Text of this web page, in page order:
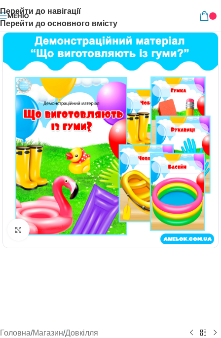
Перейти до навігації
Перейти до основного вмісту
МЕНЮ
Натисніть, щоб збільшити
Головна/Магазин/Довкілля